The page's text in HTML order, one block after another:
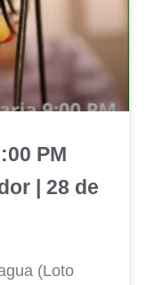
PM
| 28 de
(Loto